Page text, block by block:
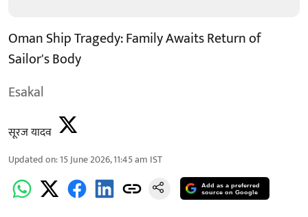
Oman Ship Tragedy: Family Awaits Return of
Sailor's Body
Esakal
सूरज यादव
Updated on:15 June 2026, 11:45 am IST
Add as a preferred
source on Google